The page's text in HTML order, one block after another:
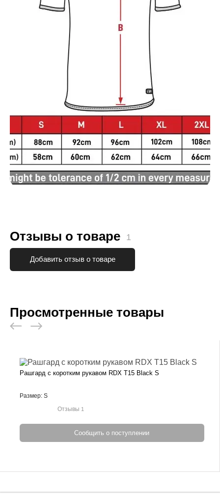
Отзывы о товаре 1
Добавить отзыв о товаре
Просмотренные товары
Рашгард c коротким рукавом RDX T15 Black S
Размер: S
Отзывы 1
Сообщить о поступлении